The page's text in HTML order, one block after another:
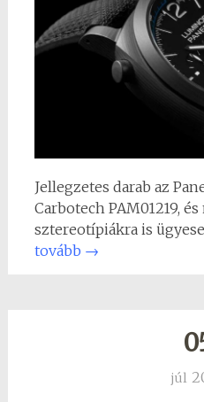
Jellegzetes darab az
Carbotech PAM01219,
sztereotípiákra is
tovább →
júl